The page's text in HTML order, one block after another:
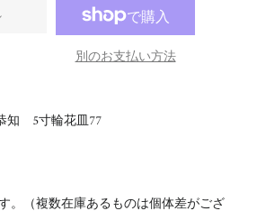
別のお支払い方法
知 5寸輪花皿77
。（複数在庫あるものは個体差がござ